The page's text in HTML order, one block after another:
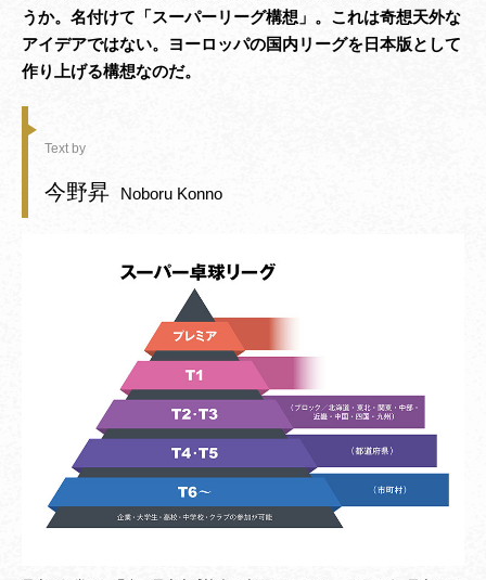
うか。名付けて「スーパーリーグ構想」。これは奇想天外な
アイデアではない。ヨーロッパの国内リーグを日本版として
作り上げる構想なのだ。
Text by
今野昇 Noboru Konno